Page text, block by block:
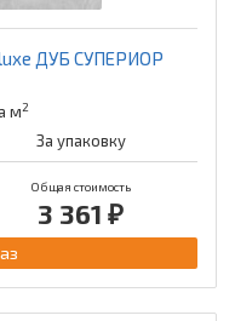
ДУБ СУПЕРИОР
м2
За упаковку
Общая стоимость
3 361 ₽